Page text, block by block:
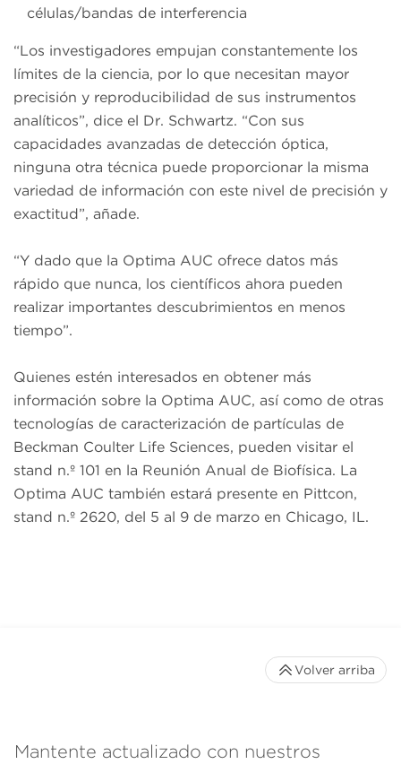
células/bandas de interferencia
“Los investigadores empujan constantemente los
límites de la ciencia, por lo que necesitan mayor
precisión y reproducibilidad de sus instrumentos
analíticos”, dice el Dr. Schwartz. “Con sus
capacidades avanzadas de detección óptica,
ninguna otra técnica puede proporcionar la misma
variedad de información con este nivel de precisión y
exactitud”, añade.
“Y dado que la Optima AUC ofrece datos más
rápido que nunca, los científicos ahora pueden
realizar importantes descubrimientos en menos
tiempo”.
Quienes estén interesados en obtener más
información sobre la Optima AUC, así como de otras
tecnologías de caracterización de partículas de
Beckman Coulter Life Sciences, pueden visitar el
stand n.º 101 en la Reunión Anual de Biofísica. La
Optima AUC también estará presente en Pittcon,
stand n.º 2620, del 5 al 9 de marzo en Chicago, IL.
Mantente actualizado con nuestros
Volver arriba